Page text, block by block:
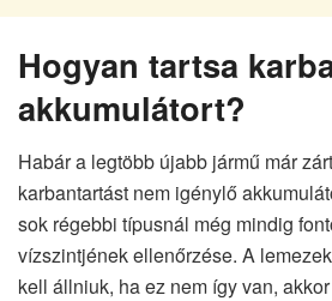
Hogyan tartsa
akkumulátort?
Habár a legtöbb újabb jármű már
karbantartást nem igénylő
sok régebbi típusnál még mindig
vízszintjének ellenőrzése. A
kell állniuk, ha ez nem így van,